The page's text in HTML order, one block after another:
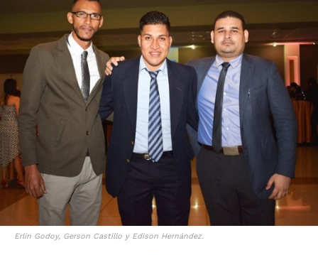
Erlin Godoy, Gerson Castillo y Edison Hernández.